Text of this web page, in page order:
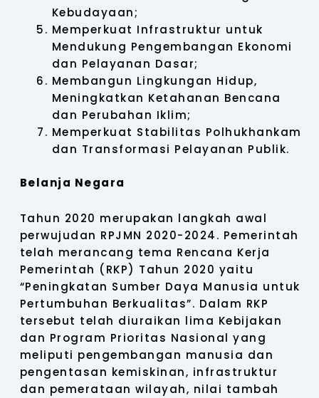
Kebudayaan;
Memperkuat Infrastruktur untuk
Mendukung Pengembangan Ekonomi
dan Pelayanan Dasar;
Membangun Lingkungan Hidup,
Meningkatkan Ketahanan Bencana
dan Perubahan Iklim;
Memperkuat Stabilitas Polhukhankam
dan Transformasi Pelayanan Publik.
Belanja Negara
Tahun 2020 merupakan langkah awal
perwujudan RPJMN 2020-2024. Pemerintah
telah merancang tema Rencana Kerja
Pemerintah (RKP) Tahun 2020 yaitu
“Peningkatan Sumber Daya Manusia untuk
Pertumbuhan Berkualitas”. Dalam RKP
tersebut telah diuraikan lima Kebijakan
dan Program Prioritas Nasional yang
meliputi pengembangan manusia dan
pengentasan kemiskinan, infrastruktur
dan pemerataan wilayah, nilai tambah